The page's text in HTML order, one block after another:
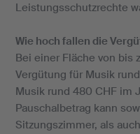
Leistungsschutzrechte
Wie hoch fallen die
Bei einer Fläche von bis
Vergütung für Musik
Musik rund 480 CHF im
Pauschalbetrag kann
Sitzungszimmer, als